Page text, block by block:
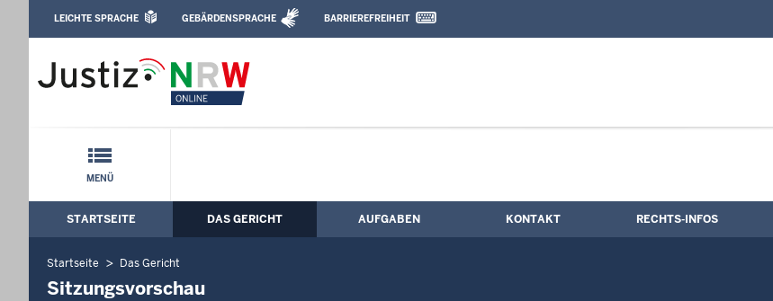
Sozialgericht Düsseldorf: Sitzungsvorschau
Leichte Sprache, Gebärdensprachenvideo und Kontaktformular
LEICHTE SPRACHE GEBÄRDENSPRACHE BARRIEREFREIHEIT
Schnellnavigation mit Volltext-Suche
MENÜ
Hauptmenü: Hauptnavigation
STARTSEITE DAS GERICHT AUFGABEN KONTAKT RECHTS-INFOS
Startseite Das Gericht
Sitzungsvorschau